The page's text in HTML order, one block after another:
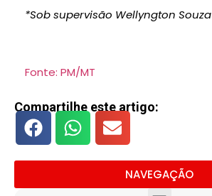
*Sob supervisão Wellyngton Souza
Fonte: PM/MT
Compartilhe este artigo:
NAVEGAÇÃO